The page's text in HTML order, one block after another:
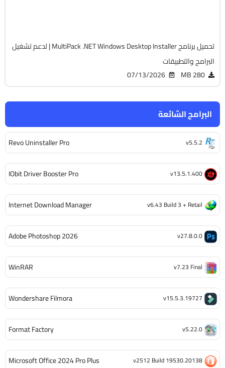
البرامج الشائعة
Revo Uninstaller Pro v5.5.2
IObit Driver Booster Pro v13.5.1.400
Internet Download Manager v6.43 Build 3 + Retail
Adobe Photoshop 2026 v27.8.0.0
WinRAR v7.23 Final
Wondershare Filmora v15.5.3.19727
Format Factory v5.22.0
Microsoft Office 2024 Pro Plus v2512 Build 19530.20138
تحميل برنامج MultiPack .NET Windows Desktop Installer | لدعم تشغيل
البرامج والتطبيقات
280 MB
07/13/2026